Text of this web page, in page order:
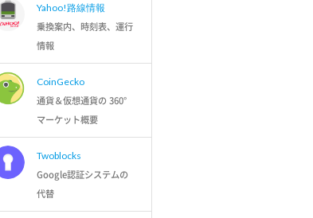
Yahoo!路線情報
乗換案内、時刻表、運行
情報
CoinGecko
通貨＆仮想通貨の 360°
マーケット概要
Twoblocks
Google認証システムの
代替